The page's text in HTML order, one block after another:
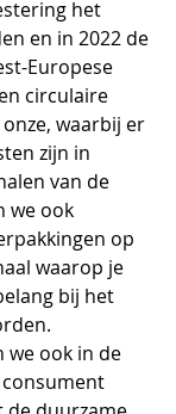
het
en in 2022 de
Europese
circulaire
waarbij er
zijn in
van de
we ook
op
waarop je
bij het
we ook in de